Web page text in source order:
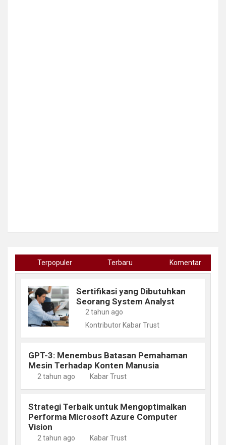
Terpopuler Terbaru Komentar
Sertifikasi yang Dibutuhkan
Seorang System Analyst
2 tahun ago
Kontributor Kabar Trust
GPT-3: Menembus Batasan Pemahaman
Mesin Terhadap Konten Manusia
2 tahun ago Kabar Trust
Strategi Terbaik untuk Mengoptimalkan
Performa Microsoft Azure Computer
Vision
2 tahun ago Kabar Trust